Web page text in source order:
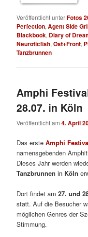
Veröffentlicht unterFotos
Perfection,Agent Side
Blackbook, Diary of
Neuroticfish,Ost+Front,
Tanzbrunnen
Amphi
28.07. in Köln
Veröffentlicht am4. April
Das ersteAmphi
namensgebenden
Dieses Jahr werden
Tanzbrunnen in Köln
Dort findet am27. und
statt. Auf die Besucher
möglichen Genres der
Stimmung.